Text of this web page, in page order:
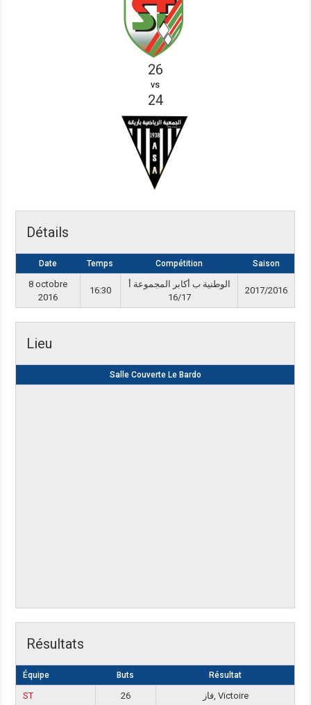
26
vs
24
Détails
Date Temps Compétition Saison
8 octobre
2016
16:30
الوطنية ب أكابر المجموعة أ
16/17
2017/2016
Lieu
Salle Couverte Le Bardo
Résultats
Équipe Buts Résultat
ST 26
فاز, Victoire